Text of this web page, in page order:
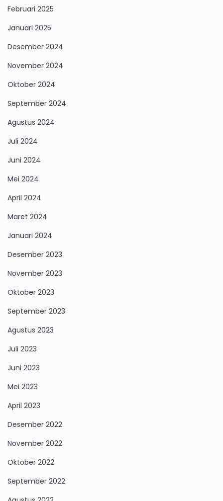
Februari 2025
Januari 2025
Desember 2024
November 2024
Oktober 2024
September 2024
Agustus 2024
Juli 2024
Juni 2024
Mei 2024
April 2024
Maret 2024
Januari 2024
Desember 2023
November 2023
Oktober 2023
September 2023
Agustus 2023
Juli 2023
Juni 2023
Mei 2023
April 2023
Desember 2022
November 2022
Oktober 2022
September 2022